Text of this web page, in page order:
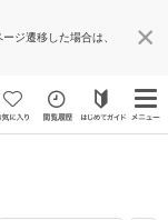
ジ遷移した場合は、